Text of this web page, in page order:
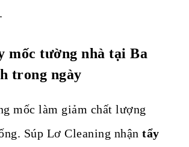
mốc tường nhà tại Ba
trong ngày
mốc làm giảm chất lượng
Súp Lơ Cleaning nhậntẩy